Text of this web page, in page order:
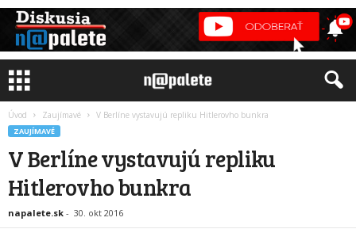
Úvod Zaujímavé V Berlíne vystavujú repliku Hitlerovho bunkra
ZAUJÍMAVÉ
V Berlíne vystavujú repliku
Hitlerovho bunkra
napalete.sk - 30. okt 2016